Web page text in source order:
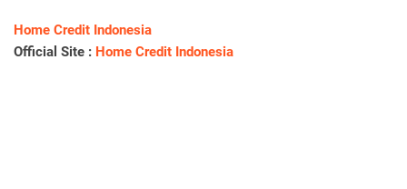
Home Credit Indonesia
Official Site : Home Credit Indonesia